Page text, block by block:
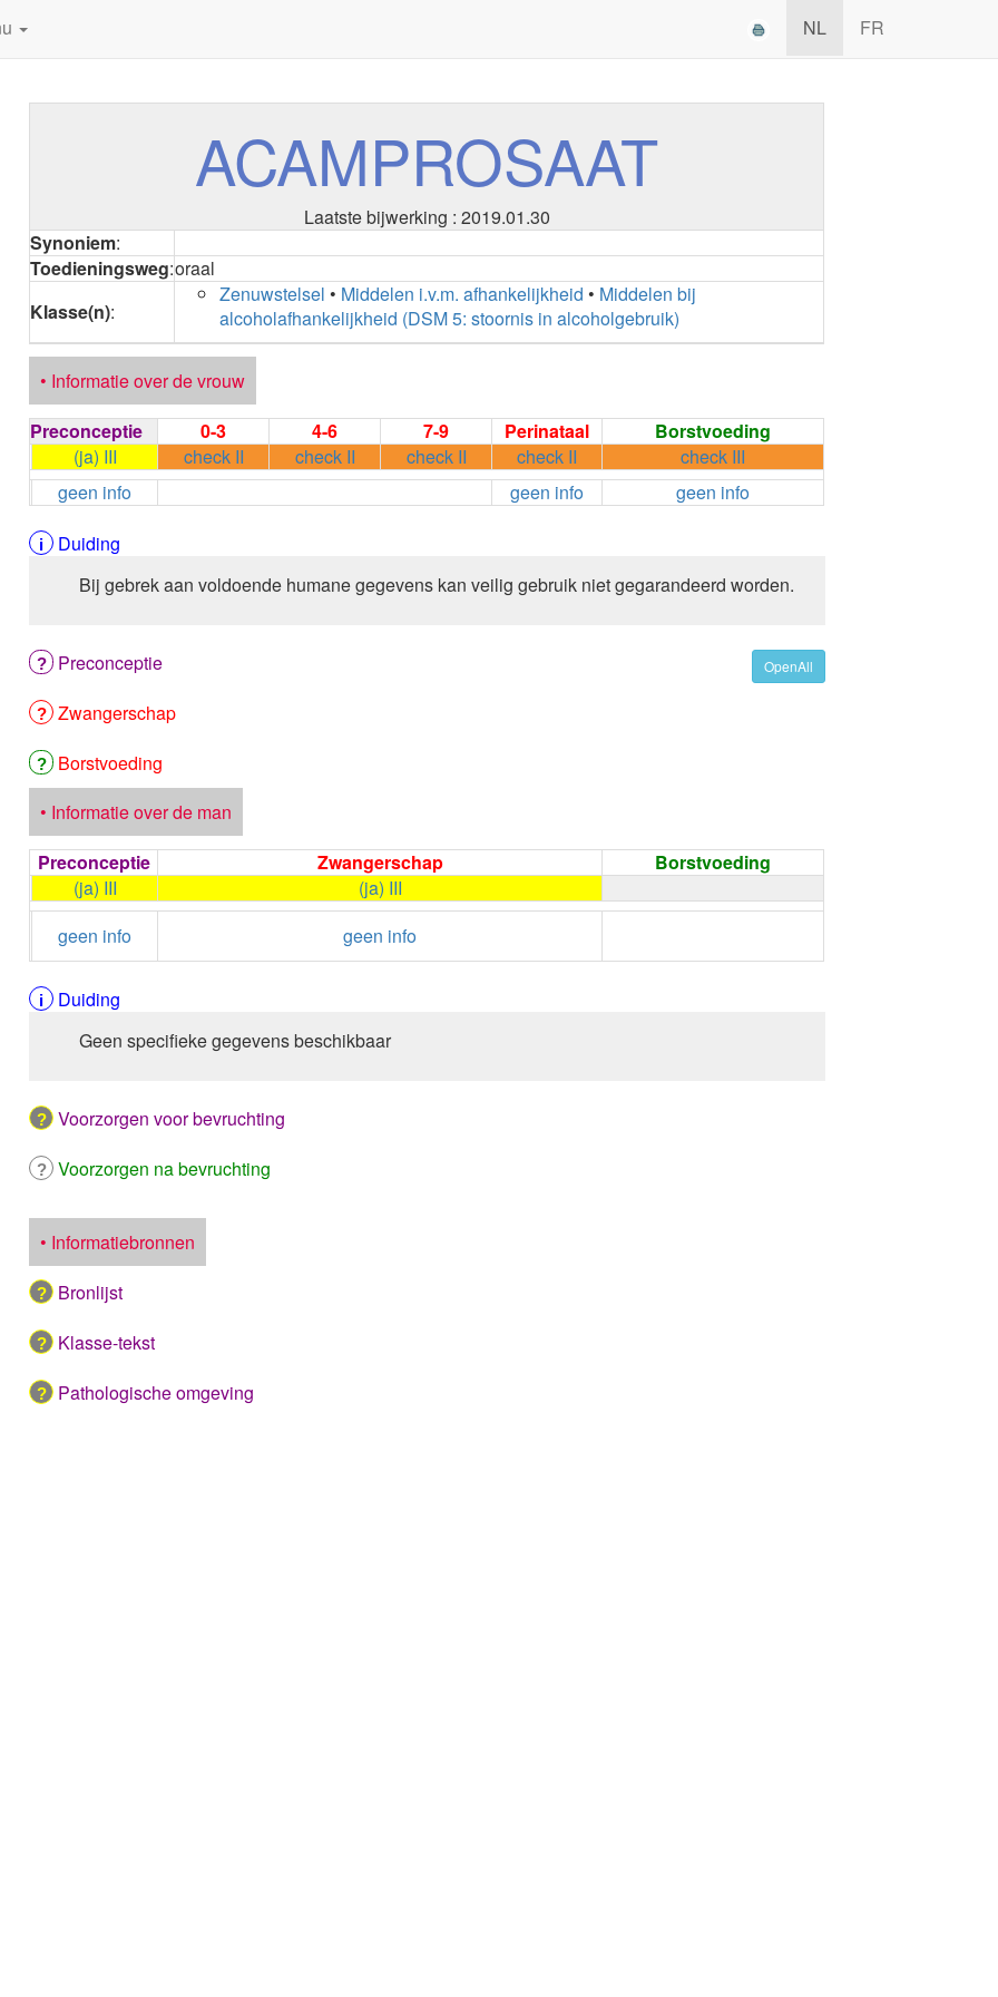
NL FR
ACAMPROSAAT
Laatste bijwerking : 2019.01.30
Synoniem:
Toedieningsweg:oraal
Klasse(n):
Zenuwstelsel • Middelen i.v.m. afhankelijkheid • Middelen bij
alcoholafhankelijkheid (DSM 5: stoornis in alcoholgebruik)
• Informatie over de vrouw
Preconceptie
0-3 4-6 7-9 Perinataal
Borstvoeding
(ja) III
check II check II check II check II
check III
geen info
geen info
geen info
Duiding
Bij gebrek aan voldoende humane gegevens kan veilig gebruik niet gegarandeerd worden.
OpenAll
Preconceptie
Zwangerschap
Borstvoeding
• Informatie over de man
Preconceptie
Zwangerschap
Borstvoeding
(ja) III
(ja) III
geen info
geen info
Duiding
Geen specifieke gegevens beschikbaar
Voorzorgen voor bevruchting
Voorzorgen na bevruchting
• Informatiebronnen
Bronlijst
Klasse-tekst
Pathologische omgeving